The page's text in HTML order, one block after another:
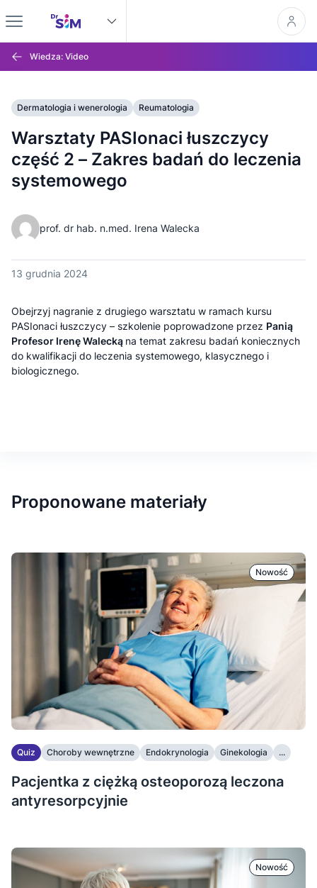
Wiedza: Video
Dermatologia i wenerologia Reumatologia
Warsztaty PASIonaci łuszczycy
część 2 – Zakres badań do leczenia
systemowego
prof. dr hab. n.med. Irena Walecka
13 grudnia 2024
Obejrzyj nagranie z drugiego warsztatu w ramach kursu
PASIonaci łuszczycy – szkolenie poprowadzone przez Panią
Profesor Irenę Walecką na temat zakresu badań koniecznych
do kwalifikacji do leczenia systemowego, klasycznego i
biologicznego.
Proponowane materiały
Nowość
Quiz Choroby wewnętrzne Endokrynologia Ginekologia ...
Pacjentka z ciężką osteoporozą leczona
antyresorpcyjnie
Nowość